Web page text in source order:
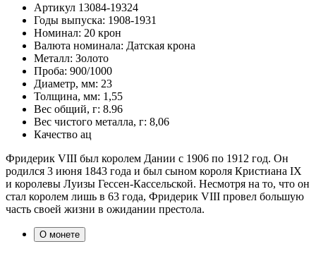
Артикул 13084-19324
Годы выпуска: 1908-1931
Номинал: 20 крон
Валюта номинала: Датская крона
Металл: Золото
Проба: 900/1000
Диаметр, мм: 23
Толщина, мм: 1,55
Вес общий, г: 8.96
Вес чистого металла, г: 8,06
Качество ац
Фридерик VIII был королем Дании с 1906 по 1912 год. Он
родился 3 июня 1843 года и был сыном короля Кристиана IX
и королевы Луизы Гессен-Кассельской. Несмотря на то, что он
стал королем лишь в 63 года, Фридерик VIII провел большую
часть своей жизни в ожидании престола.
О монете